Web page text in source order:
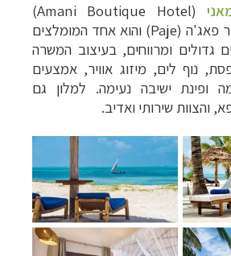
(Amani Boutique Hotel)
פאג'ה (Paje) והוא אחד המומלצים
גדולים ומרווחים, בעיצוב המשרה
נוף לים, מיזוג אוויר, אמצעים
ופינת ישיבה נעימה. למלון גם
והצוות שירותי ואדיב.